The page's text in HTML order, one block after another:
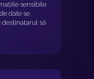
sensibile
date se
destinatarul să